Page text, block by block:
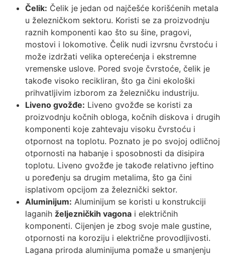
Čelik: Čelik je jedan od najčešće korišćenih metala
u železničkom sektoru. Koristi se za proizvodnju
raznih komponenti kao što su šine, pragovi,
mostovi i lokomotive. Čelik nudi izvrsnu čvrstoću i
može izdržati velika opterećenja i ekstremne
vremenske uslove. Pored svoje čvrstoće, čelik je
takođe visoko recikliran, što ga čini ekološki
prihvatljivim izborom za železničku industriju.
Liveno gvožđe: Liveno gvožđe se koristi za
proizvodnju kočnih obloga, kočnih diskova i drugih
komponenti koje zahtevaju visoku čvrstoću i
otpornost na toplotu. Poznato je po svojoj odličnoj
otpornosti na habanje i sposobnosti da disipira
toplotu. Liveno gvožđe je takođe relativno jeftino
u poređenju sa drugim metalima, što ga čini
isplativom opcijom za železnički sektor.
Aluminijum: Aluminijum se koristi u konstrukciji
laganih željezničkih vagona i električnih
komponenti. Cijenjen je zbog svoje male gustine,
otpornosti na koroziju i električne provodljivosti.
Lagana priroda aluminijuma pomaže u smanjenju